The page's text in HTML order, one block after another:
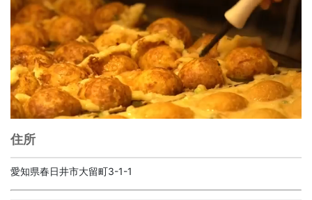
住所
愛知県春日井市大留町3-1-1